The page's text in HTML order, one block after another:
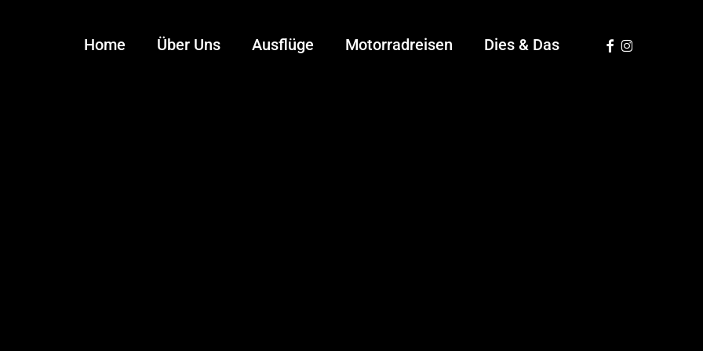
Home Über Uns Ausflüge Motorradreisen Dies & Das Facebook
Instagram